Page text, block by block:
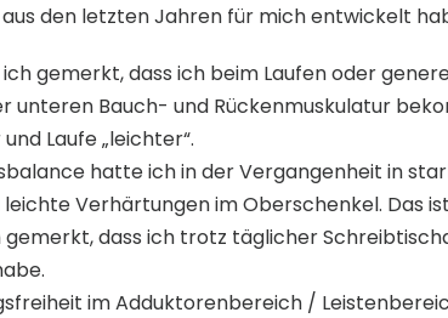
den letzten Jahren für mich entwickelt
gemerkt, dass ich beim Laufen oder
unteren Bauch- und Rückenmuskulatur
Laufe „leichter“.
hatte ich in der Vergangenheit in
Verhärtungen im Oberschenkel. Das
gemerkt, dass ich trotz täglicher
im Adduktorenbereich /